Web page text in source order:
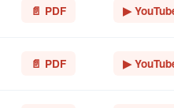
📄 PDF ▶
📄 PDF ▶